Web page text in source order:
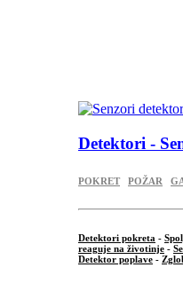
Detektori -
POKRET POŽAR
Detektori pokreta -
reaguje na životinje -
Detektor poplave -